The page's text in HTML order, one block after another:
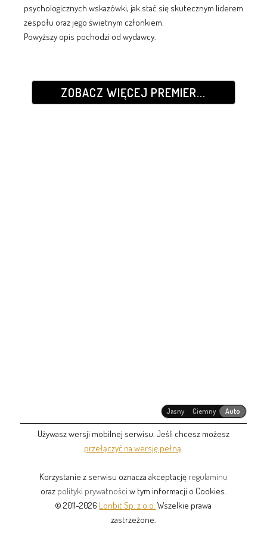
psychologicznych wskazówki, jak stać się skutecznym liderem
zespołu oraz jego świetnym członkiem.
Powyższy opis pochodzi od wydawcy.
ZOBACZ WIĘCEJ PREMIER...
Jasny Ciemny Auto
Używasz wersji mobilnej serwisu. Jeśli chcesz możesz
przełączyć na wersję pełną
Korzystanie z serwisu oznacza akceptację regulaminu
oraz polityki prywatności w tym informacji o Cookies.
© 2011-2026 Lonbit Sp. z o.o. Wszelkie prawa
zastrzeżone.